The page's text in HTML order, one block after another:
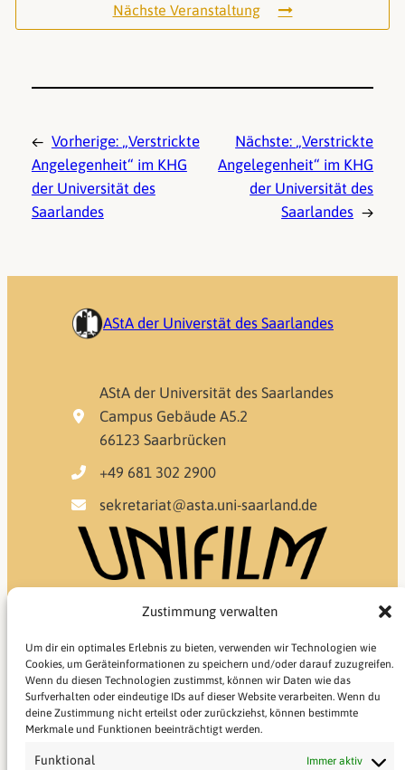
Zustimmung verwalten
Um dir ein optimales Erlebnis zu bieten, verwenden wir Technologien wie
Cookies, um Geräteinformationen zu speichern und/oder darauf zuzugreifen.
Wenn du diesen Technologien zustimmst, können wir Daten wie das
Surfverhalten oder eindeutige IDs auf dieser Website verarbeiten. Wenn du
deine Zustimmung nicht erteilst oder zurückziehst, können bestimmte
Merkmale und Funktionen beeinträchtigt werden.
Funktional Immer aktiv
Nächste Veranstaltung
← Vorherige: „Verstrickte
Angelegenheit“ im KHG
der Universität des
Saarlandes
Nächste: „Verstrickte
Angelegenheit“ im KHG
der Universität des
Saarlandes →
AStA der Universtät des Saarlandes
AStA der Universität des Saarlandes
Campus Gebäude A5.2
66123 Saarbrücken
+49 681 302 2900
sekretariat@asta.uni-saarland.de